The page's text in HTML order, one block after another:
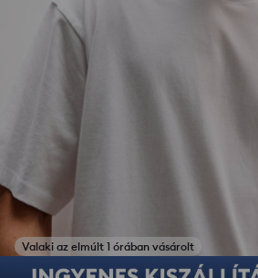
Valaki az elmúlt 1 órában vásárolt